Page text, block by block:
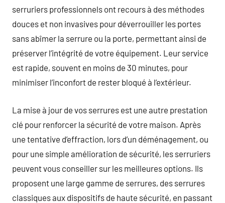
serruriers professionnels ont recours à des méthodes
douces et non invasives pour déverrouiller les portes
sans abîmer la serrure ou la porte, permettant ainsi de
préserver l’intégrité de votre équipement. Leur service
est rapide, souvent en moins de 30 minutes, pour
minimiser l’inconfort de rester bloqué à l’extérieur.
La mise à jour de vos serrures est une autre prestation
clé pour renforcer la sécurité de votre maison. Après
une tentative d’effraction, lors d’un déménagement, ou
pour une simple amélioration de sécurité, les serruriers
peuvent vous conseiller sur les meilleures options. Ils
proposent une large gamme de serrures, des serrures
classiques aux dispositifs de haute sécurité, en passant